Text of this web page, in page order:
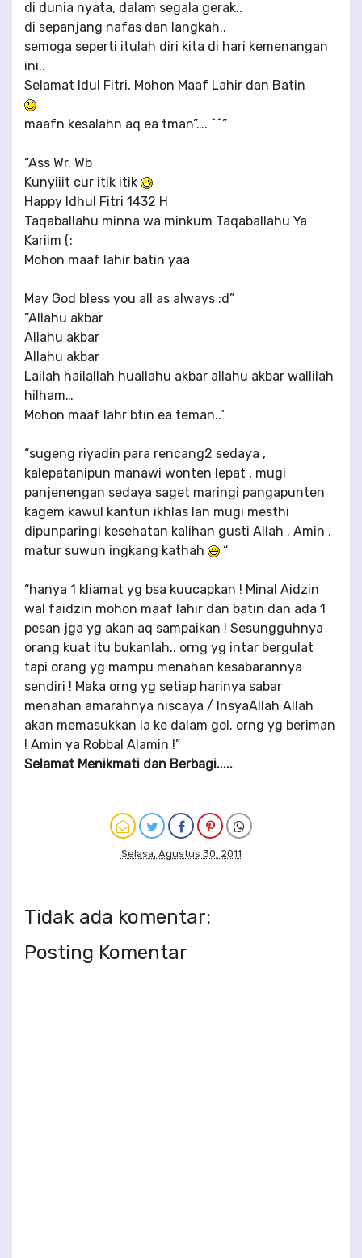
di dunia nyata, dalam segala gerak..
di sepanjang nafas dan langkah..
semoga seperti itulah diri kita di hari kemenangan
ini..
Selamat Idul Fitri, Mohon Maaf Lahir dan Batin
maafn kesalahn aq ea tman”…. ^^”
“Ass Wr. Wb
Kunyiiit cur itik itik
Happy Idhul Fitri 1432 H
Taqaballahu minna wa minkum Taqaballahu Ya
Kariim (:
Mohon maaf lahir batin yaa
May God bless you all as always :d”
“Allahu akbar
Allahu akbar
Allahu akbar
Lailah hailallah huallahu akbar allahu akbar wallilah
hilham…
Mohon maaf lahr btin ea teman..”
“sugeng riyadin para rencang2 sedaya ,
kalepatanipun manawi wonten lepat , mugi
panjenengan sedaya saget maringi pangapunten
kagem kawul kantun ikhlas lan mugi mesthi
dipunparingi kesehatan kalihan gusti Allah . Amin ,
matur suwun ingkang kathah
“
“hanya 1 kliamat yg bsa kuucapkan ! Minal Aidzin
wal faidzin mohon maaf lahir dan batin dan ada 1
pesan jga yg akan aq sampaikan ! Sesungguhnya
orang kuat itu bukanlah.. orng yg intar bergulat
tapi orang yg mampu menahan kesabarannya
sendiri ! Maka orng yg setiap harinya sabar
menahan amarahnya niscaya / InsyaAllah Allah
akan memasukkan ia ke dalam gol. orng yg beriman
! Amin ya Robbal Alamin !”
Selamat Menikmati dan Berbagi.....
Selasa, Agustus 30, 2011
Tidak ada komentar:
Posting Komentar